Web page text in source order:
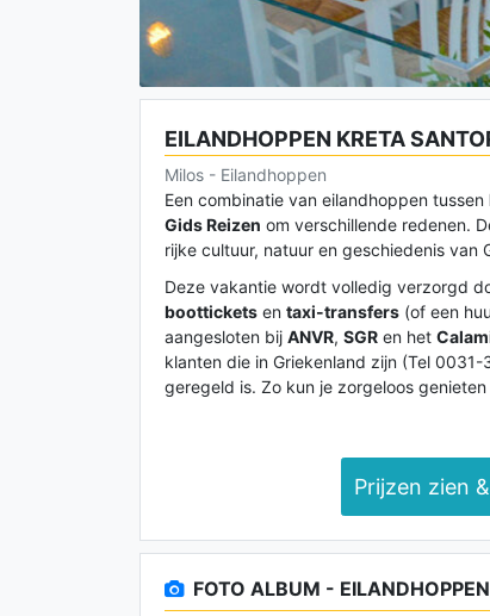
EILANDHOPPEN KRETA
Milos - Eilandhoppen
Een combinatie van eilandhoppen tussen
Gids Reizen om verschillende redenen.
rijke cultuur, natuur en geschiedenis van
Deze vakantie wordt volledig verzorgd
boottickets en taxi-transfers (of een
aangesloten bij ANVR, SGR en het
klanten die in Griekenland zijn (Tel
geregeld is. Zo kun je zorgeloos
Prijzen zien
FOTO ALBUM -